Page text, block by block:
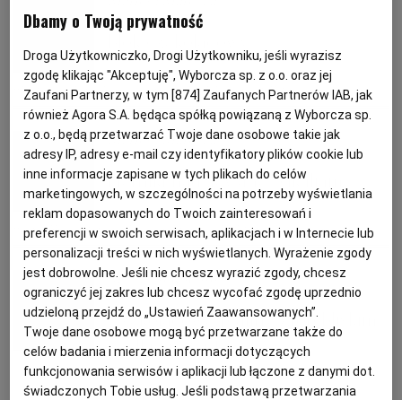
DOMOWE PRZETWORY
SOST, DIPY I INNE DODATKI
KUCHNIA MEKSYKAŃSKA
KUCHNIA INDYJSKA
KUCHNIA HISZPAŃSKA
KUCHNIA NIEMIECKA
GLIWICE
GORZÓW WIELKOPOLSKI
KALISZ
KATOWICE
KIELCE
KOSZALIN
KRAKÓW
WYBORCZA TV I VOD
TYLKO ZDROWIE
KSIĄŻKI. MAGAZYN DO CZYTANIA
NASZA EUROPA
SŁÓWKA. MAGAZYN O JĘZYKU
BIQDATA
JUTRONAUCI
ARCHIWUM
INNE SERWISY
GAZETA.PL
TOK FM
SPORT.PL
BATONY CZEKOLADA DESERY PRZEPISY KULINARNE
Marieta Marecka
Pierniki nadziewane bakaliami
BOŻE NARODZENIE CIASTO DAKTYLE PIERNIKI
Magazyn Kuchnia
Czekoladowe praliny. Zrób bliskim
słodki prezent na Boże
Narodzenie!
Dbamy o Twoją prywatność
Droga Użytkowniczko, Drogi Użytkowniku, jeśli wyrazisz
zgodę klikając "Akceptuję", Wyborcza sp. z o.o. oraz jej
Zaufani Partnerzy, w tym [874] Zaufanych Partnerów IAB, jak
również Agora S.A. będąca spółką powiązaną z Wyborcza sp.
z o.o., będą przetwarzać Twoje dane osobowe takie jak
adresy IP, adresy e-mail czy identyfikatory plików cookie lub
inne informacje zapisane w tych plikach do celów
marketingowych, w szczególności na potrzeby wyświetlania
reklam dopasowanych do Twoich zainteresowań i
preferencji w swoich serwisach, aplikacjach i w Internecie lub
personalizacji treści w nich wyświetlanych. Wyrażenie zgody
jest dobrowolne. Jeśli nie chcesz wyrazić zgody, chcesz
ograniczyć jej zakres lub chcesz wycofać zgodę uprzednio
udzieloną przejdź do „Ustawień Zaawansowanych”.
Twoje dane osobowe mogą być przetwarzane także do
celów badania i mierzenia informacji dotyczących
funkcjonowania serwisów i aplikacji lub łączone z danymi dot.
świadczonych Tobie usług. Jeśli podstawą przetwarzania